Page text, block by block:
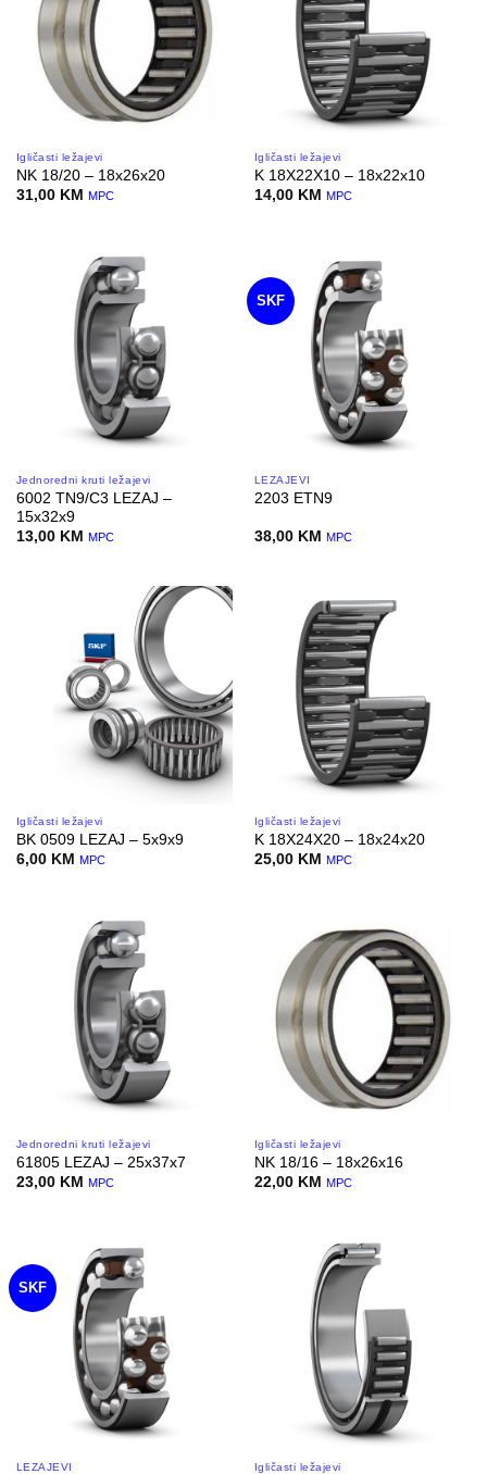
Igličasti ležajevi
NK 18/20 – 18x26x20
31,00 KM MPC
Igličasti ležajevi
K 18X22X10 – 18x22x10
14,00 KM MPC
Jednoredni kruti ležajevi
6002 TN9/C3 LEZAJ –
15x32x9
13,00 KM MPC
SKF
LEŽAJEVI
2203 ETN9
38,00 KM MPC
Igličasti ležajevi
BK 0509 LEZAJ – 5x9x9
6,00 KM MPC
Igličasti ležajevi
K 18X24X20 – 18x24x20
25,00 KM MPC
Jednoredni kruti ležajevi
61805 LEZAJ – 25x37x7
23,00 KM MPC
Igličasti ležajevi
NK 18/16 – 18x26x16
22,00 KM MPC
SKF
LEŽAJEVI Igličasti ležajevi